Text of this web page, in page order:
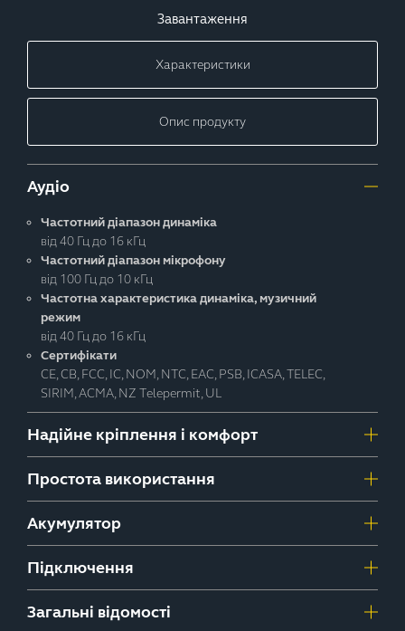
Завантаження
Характеристики
Опис продукту
Аудіо
Частотний діапазон динаміка
від 40 Гц до 16 кГц
Частотний діапазон мікрофону
від 100 Гц до 10 кГц
Частотна характеристика динаміка, музичний
режим
від 40 Гц до 16 кГц
Сертифікати
CE, CB, FCC, IC, NOM, NTC, EAC, PSB, ICASA, TELEC,
SIRIM, ACMA, NZ Telepermit, UL
Надійне кріплення і комфорт
Простота використання
Акумулятор
Підключення
Загальні відомості